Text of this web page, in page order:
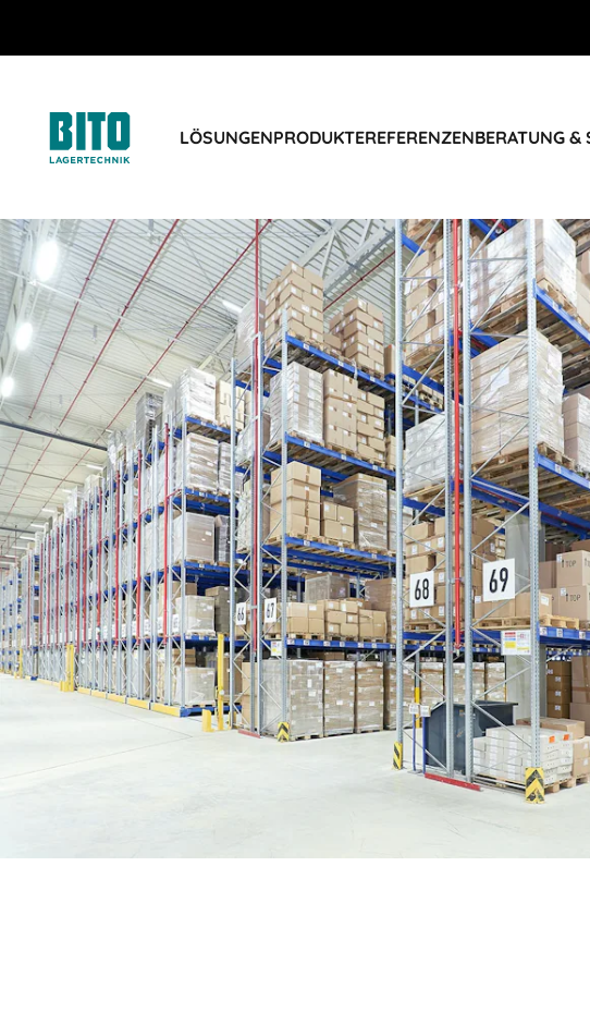
LÖSUNGENPRODUKTEREFERENZENBERATUNG &
BIT O